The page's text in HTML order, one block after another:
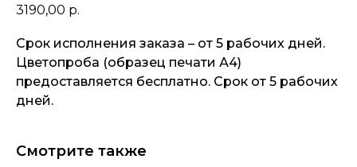
3190,00 р.
Срок исполнения заказа – от 5 рабочих дней.
Цветопроба (образец печати А4)
предоставляется бесплатно. Срок от 5 рабочих
дней.
Смотрите также